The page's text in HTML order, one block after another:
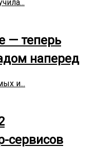
— теперь
наперед
и...
сервисов